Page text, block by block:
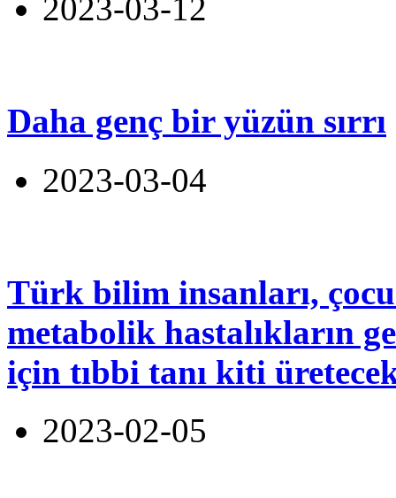
2023-03-12
Daha genç bir yüzün sırrı
2023-03-04
Türk bilim insanları,
metabolik hastalıkların
için tıbbi tanı kiti
2023-02-05